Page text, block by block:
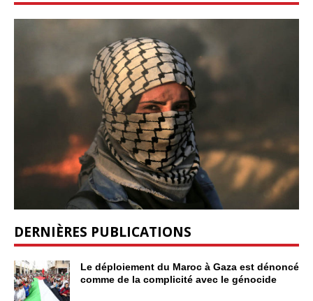
DERNIÈRES PUBLICATIONS
Le déploiement du Maroc à Gaza est dénoncé
comme de la complicité avec le génocide